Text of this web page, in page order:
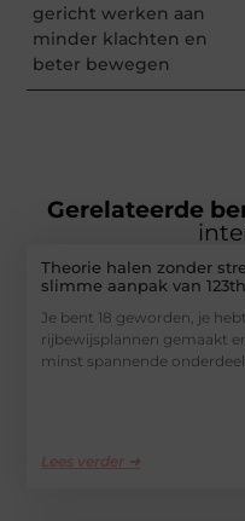
gericht werken aan
minder klachten en
beter bewegen
Gerelateerde
Theorie halen zonder
slimme aanpak van
Je bent 18 geworden, je
rijbewijsplannen gemaakt
minst spannende
Lees verder ➜